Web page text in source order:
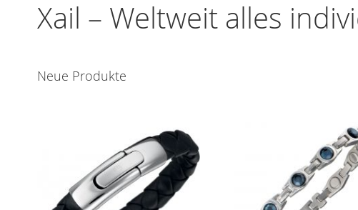
Xail – Weltweit alles
Neue Produkte